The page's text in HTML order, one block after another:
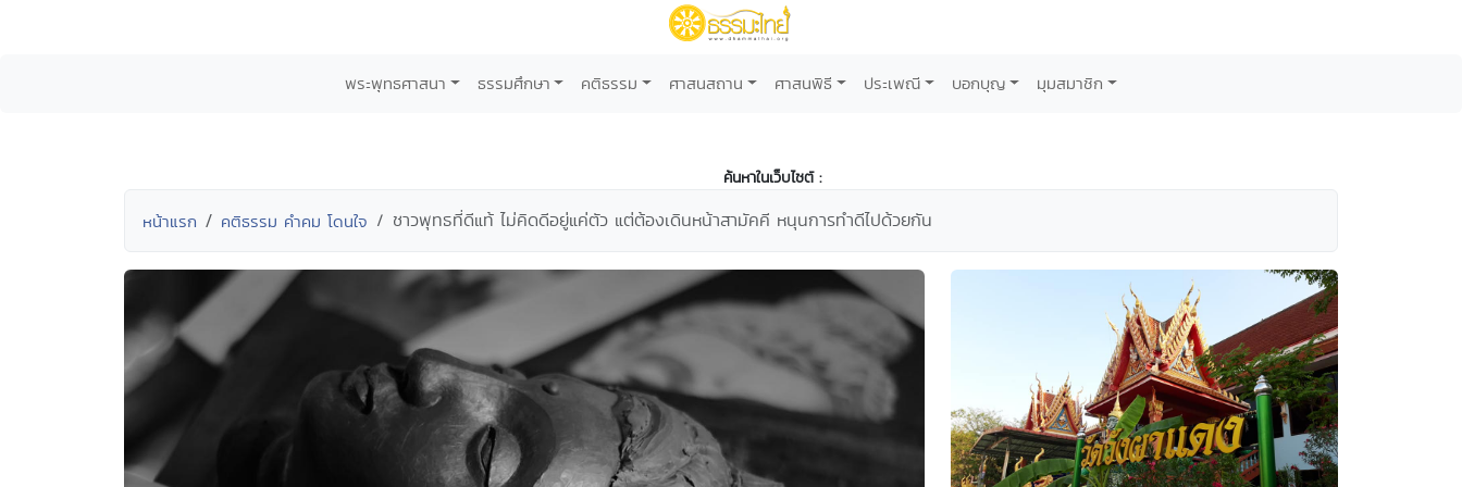
พระพุทธศาสนา ธรรมศึกษา คติธรรม ศาสนสถาน ศาสนพิธี ประเพณี บอกบุญ มุมสมาชิก
ค้นหาในเว็บไซต์ :
หน้าแรก คติธรรม คำคม โดนใจ ชาวพุทธที่ดีแท้ ไม่คิดดีอยู่แค่ตัว แต่ต้องเดินหน้าสามัคคี หนุนการทำดีไปด้วยกัน